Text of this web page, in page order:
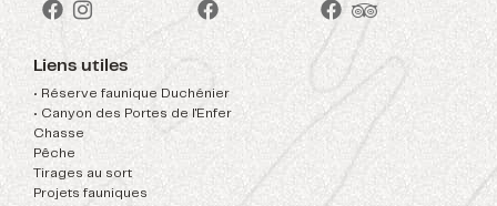
Liens utiles
• Réserve faunique Duchénier
• Canyon des Portes de l'Enfer
Chasse
Pêche
Tirages au sort
Projets fauniques